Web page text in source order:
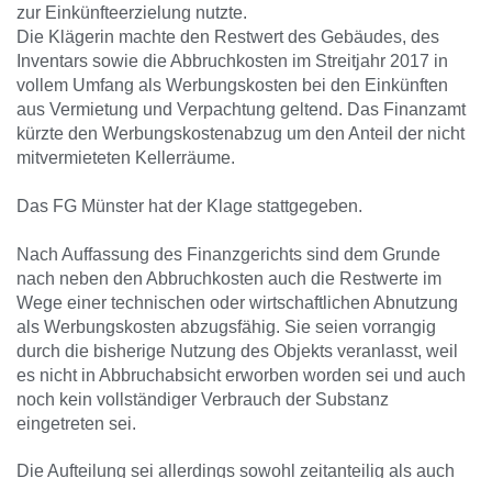
zur Einkünfteerzielung nutzte.
Die Klägerin machte den Restwert des Gebäudes, des
Inventars sowie die Abbruchkosten im Streitjahr 2017 in
vollem Umfang als Werbungskosten bei den Einkünften
aus Vermietung und Verpachtung geltend. Das Finanzamt
kürzte den Werbungskostenabzug um den Anteil der nicht
mitvermieteten Kellerräume.
Das FG Münster hat der Klage stattgegeben.
Nach Auffassung des Finanzgerichts sind dem Grunde
nach neben den Abbruchkosten auch die Restwerte im
Wege einer technischen oder wirtschaftlichen Abnutzung
als Werbungskosten abzugsfähig. Sie seien vorrangig
durch die bisherige Nutzung des Objekts veranlasst, weil
es nicht in Abbruchabsicht erworben worden sei und auch
noch kein vollständiger Verbrauch der Substanz
eingetreten sei.
Die Aufteilung sei allerdings sowohl zeitanteilig als auch